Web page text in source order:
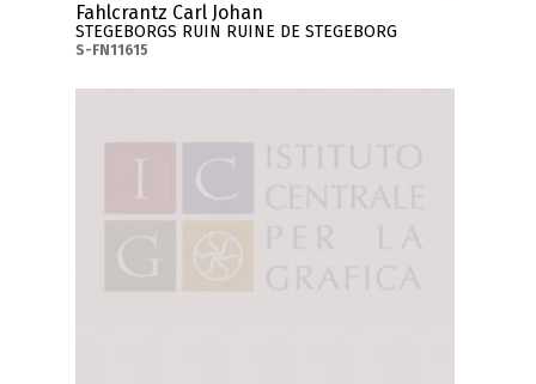
Fahlcrantz Carl Johan
STEGEBORGS RUIN RUINE DE STEGEBORG
S-FN11615